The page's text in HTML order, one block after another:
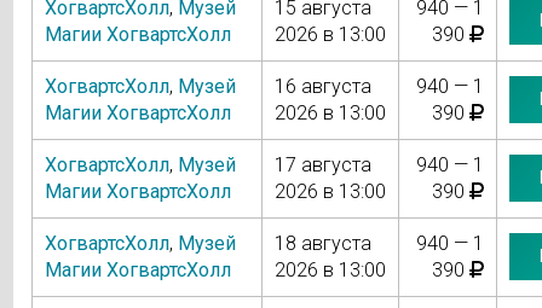
ХогвартсХолл, Музей
Магии ХогвартсХолл
15 августа
2026 в 13:00
940 — 1
390
ХогвартсХолл, Музей
Магии ХогвартсХолл
16 августа
2026 в 13:00
940 — 1
390
ХогвартсХолл, Музей
Магии ХогвартсХолл
17 августа
2026 в 13:00
940 — 1
390
ХогвартсХолл, Музей
Магии ХогвартсХолл
18 августа
2026 в 13:00
940 — 1
390